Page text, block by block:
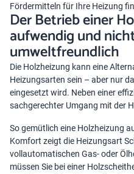
Fördermitteln für Ihre Heizung
Der Betrieb einer
aufwendig und
umweltfreundlich
Die Holzheizung kann eine
Heizungsarten sein – aber nur
eingesetzt wird. Neben einer
sachgerechter Umgang mit der
So gemütlich eine Holzheizung
Komfort zeigt die Heizungsart
vollautomatischen Gas- oder
müssen Sie bei einer